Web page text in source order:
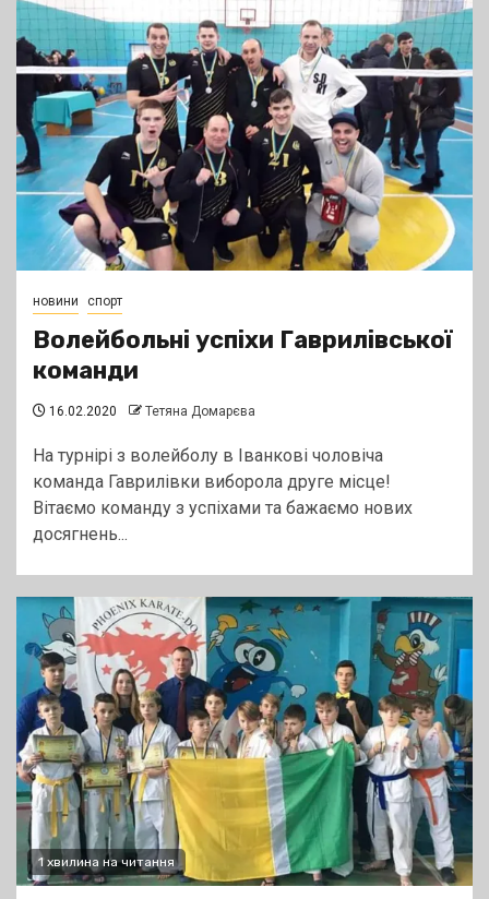
новини спорт
Волейбольні успіхи Гаврилівської
команди
16.02.2020 Тетяна Домарєва
На турнірі з волейболу в Іванкові чоловіча
команда Гаврилівки виборола друге місце!
Вітаємо команду з успіхами та бажаємо нових
досягнень...
1 хвилина на читання